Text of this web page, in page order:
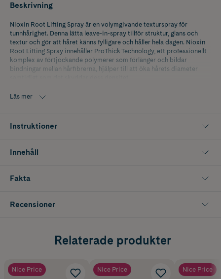
Beskrivning
Nioxin Root Lifting Spray är en volymgivande texturspray för
tunnhårighet. Denna lätta leave-in-spray tillför struktur, glans och
textur och gör att håret känns fylligare och håller hela dagen. Nioxin
Root Lifting Spray innehåller ProThick Technology, ett professionellt
komplex av förtjockande polymerer som förlänger och bildar
bindningar mellan hårfibrerna, hjälper till att öka hårets diameter
Ny look, samma fantastiska formula. Nioxin Root Lifting Spray är den
Läs mer
Instruktioner
Innehåll
Fakta
Recensioner
Relaterade produkter
Nice Price Nice Price Nice Price